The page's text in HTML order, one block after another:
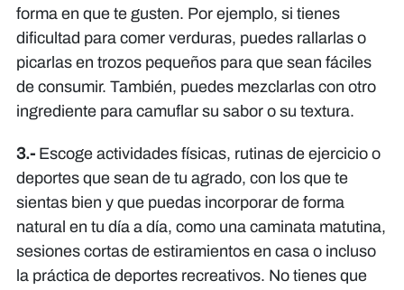
forma en que te gusten. Por ejemplo, si tienes
dificultad para comer verduras, puedes rallarlas o
picarlas en trozos pequeños para que sean fáciles
de consumir. También, puedes mezclarlas con otro
ingrediente para camuflar su sabor o su textura.
3.- Escoge actividades físicas, rutinas de ejercicio o
deportes que sean de tu agrado, con los que te
sientas bien y que puedas incorporar de forma
natural en tu día a día, como una caminata matutina,
sesiones cortas de estiramientos en casa o incluso
la práctica de deportes recreativos. No tienes que